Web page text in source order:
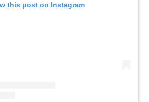
this post on Instagram